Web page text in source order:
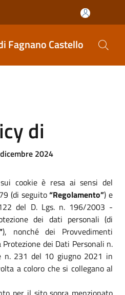
Fagnano Castello
di
2024
cookie è resa ai sensi del
(di seguito“Regolamento”) e
del D. Lgs. n. 196/2003 -
dei dati personali (di
), nonché dei Provvedimenti
dei Dati Personali n.
n. 231 del 10 giugno 2021 in
a coloro che si collegano al